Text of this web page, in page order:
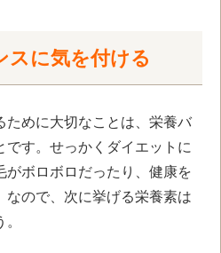
スに気を付ける
ために大切なことは、栄養バ
です。せっかくダイエットに
がボロボロだったり、健康を
なので、次に挙げる栄養素は